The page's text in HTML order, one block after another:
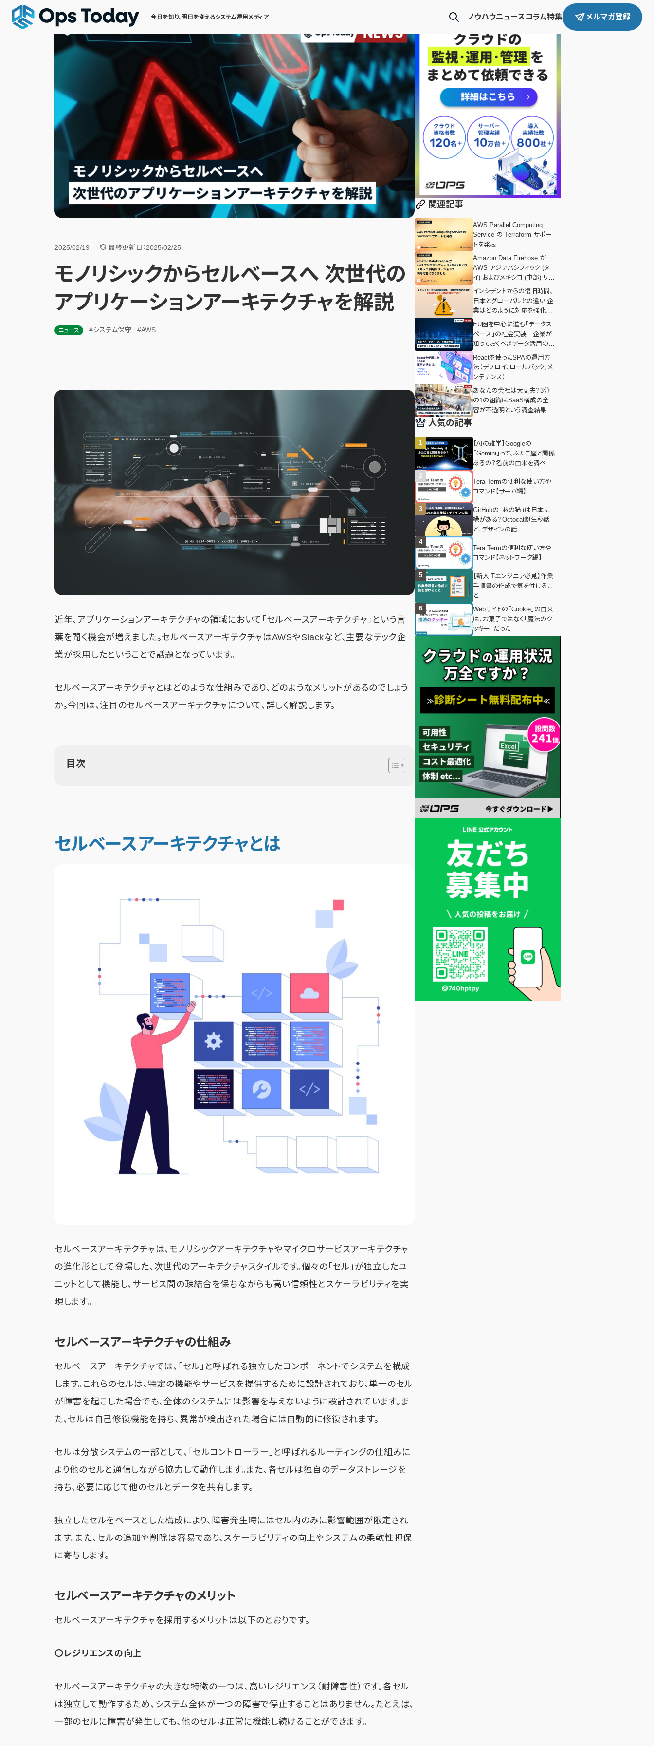
今日を知り、明日を変えるシステム運用メディア ノウハウニュースコラム特集 メルマガ登録
2025/02/19 最終更新日：2025/02/25
モノリシックからセルベースへ 次世代の
アプリケーションアーキテクチャを解説
ニュース #システム保守 #AWS
近年、アプリケーションアーキテクチャの領域において「セルベースアーキテクチャ」という言
葉を聞く機会が増えました。セルベースアーキテクチャはAWSやSlackなど、主要なテック企
業が採用したということで話題となっています。
セルベースアーキテクチャとはどのような仕組みであり、どのようなメリットがあるのでしょう
か。今回は、注目のセルベースアーキテクチャについて、詳しく解説します。
目次
セルベースアーキテクチャとは
セルベースアーキテクチャは、モノリシックアーキテクチャやマイクロサービスアーキテクチャ
の進化形として登場した、次世代のアーキテクチャスタイルです。個々の「セル」が独立したユ
ニットとして機能し、サービス間の疎結合を保ちながらも高い信頼性とスケーラビリティを実
現します。
セルベースアーキテクチャの仕組み
セルベースアーキテクチャでは、「セル」と呼ばれる独立したコンポーネントでシステムを構成
します。これらのセルは、特定の機能やサービスを提供するために設計されており、単一のセル
が障害を起こした場合でも、全体のシステムには影響を与えないように設計されています。ま
た、セルは自己修復機能を持ち、異常が検出された場合には自動的に修復されます。
セルは分散システムの一部として、「セルコントローラー」と呼ばれるルーティングの仕組みに
より他のセルと通信しながら協力して動作します。また、各セルは独自のデータストレージを
持ち、必要に応じて他のセルとデータを共有します。
独立したセルをベースとした構成により、障害発生時にはセル内のみに影響範囲が限定され
ます。また、セルの追加や削除は容易であり、スケーラビリティの向上やシステムの柔軟性担保
に寄与します。
セルベースアーキテクチャのメリット
セルベースアーキテクチャを採用するメリットは以下のとおりです。
〇レジリエンスの向上
セルベースアーキテクチャの大きな特徴の一つは、高いレジリエンス（耐障害性）です。各セル
は独立して動作するため、システム全体が一つの障害で停止することはありません。たとえば、
一部のセルに障害が発生しても、他のセルは正常に機能し続けることができます。
関連記事
AWS Parallel Computing
Service の Terraform サポー
トを発表
Amazon Data Firehose が
AWS アジアパシフィック (タ
イ) およびメキシコ (中部) リー
ジョンで利用可能になりまし
た
インシデントからの復旧時間、
日本とグローバルとの違い 企
業はどのように対応を強化す
べき？
EU圏を中心に進む「データス
ペース」の社会実装 企業が
知っておくべきデータ活用の新
潮流
Reactを使ったSPAの運用方
法（デプロイ、ロールバック、メ
ンテナンス）
あなたの会社は大丈夫？3分
の1の組織はSaaS構成の全
容が不透明という調査結果
人気の記事
【AIの雑学】Googleの
「Gemini」って、ふたご座と関係
あるの？名前の由来を調べて
Tera Termの便利な使い方や
コマンド【サーバ編】
GitHubの「あの猫」は日本に
縁がある？Octocat誕生秘話
と、デザインの話
Tera Termの便利な使い方や
コマンド【ネットワーク編】
【新人ITエンジニア必見】作業
手順書の作成で気を付けるこ
と
Webサイトの「Cookie」の由来
は、お菓子ではなく「魔法のク
ッキー」だった